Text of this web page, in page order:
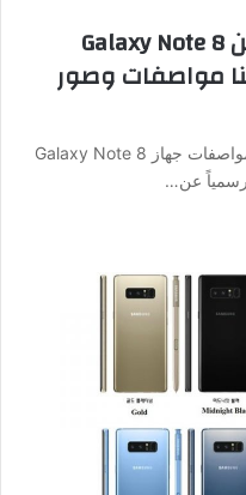
سامسونج تكشف رسمياً عن Galaxy Note 8
مواصفات وصور
لقد تم تداول الكثير من الشائعات حول مواصفات جهاز Galaxy Note 8
رسمياً عن…